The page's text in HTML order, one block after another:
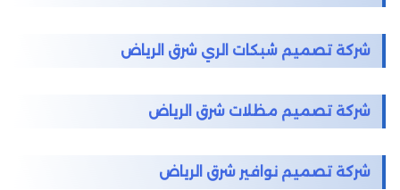
شركة تصميم شبكات الري شرق الرياض
شركة تصميم مظلات شرق الرياض
شركة تصميم نوافير شرق الرياض